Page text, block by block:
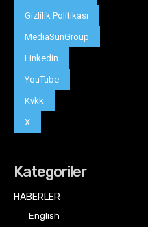
Gizlilik Politikası
MediaSunGroup
Linkedin
YouTube
Kvkk
X
Kategoriler
HABERLER
English